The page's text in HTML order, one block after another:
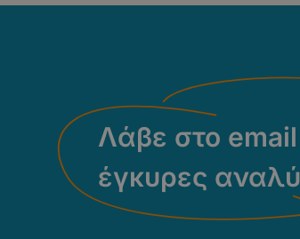
Λάβε στο email
έγκυρες